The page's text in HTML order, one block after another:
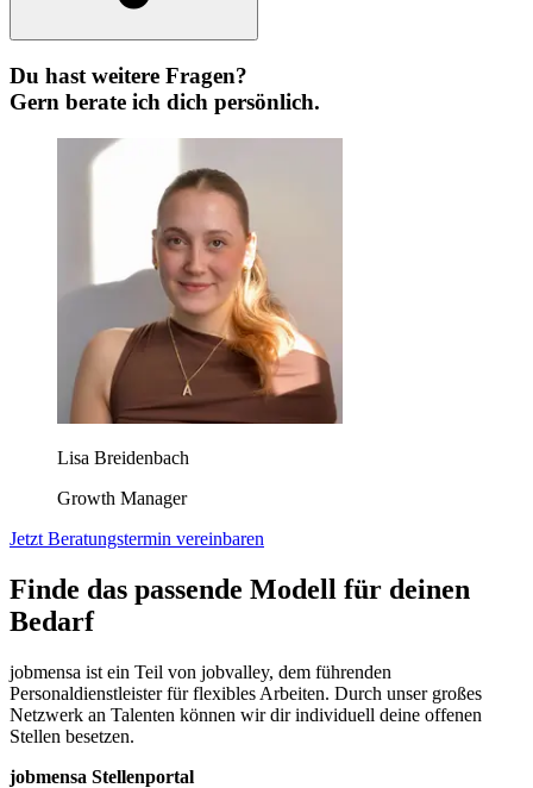
Du hast weitere Fragen?
Gern berate ich dich persönlich.
Lisa Breidenbach
Growth Manager
Jetzt Beratungstermin vereinbaren
Finde das passende Modell für deinen
Bedarf
jobmensa ist ein Teil von jobvalley, dem führenden
Personaldienstleister für flexibles Arbeiten. Durch unser großes
Netzwerk an Talenten können wir dir individuell deine offenen
Stellen besetzen.
jobmensa Stellenportal